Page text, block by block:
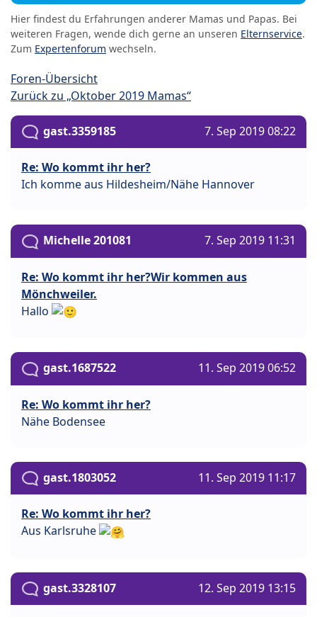
Hier findest du Erfahrungen anderer Mamas und Papas. Bei
weiteren Fragen, wende dich gerne an unseren Elternservice.
Zum Expertenforum wechseln.
Foren-Übersicht
Zurück zu „Oktober 2019 Mamas“
gast.3359185 7. Sep 2019 08:22
Re: Wo kommt ihr her?
Ich komme aus Hildesheim/Nähe Hannover
Michelle 201081 7. Sep 2019 11:31
Re: Wo kommt ihr her?Wir kommen aus
Mönchweiler.
Hallo
gast.1687522 11. Sep 2019 06:52
Re: Wo kommt ihr her?
Nähe Bodensee
gast.1803052 11. Sep 2019 11:17
Re: Wo kommt ihr her?
Aus Karlsruhe
gast.3328107 12. Sep 2019 13:15